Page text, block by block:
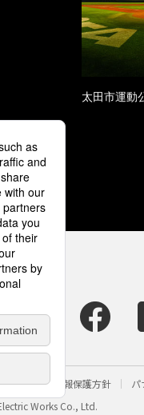
太田市運動
ー 個人情報保護方針 パ
Works Co., Ltd.